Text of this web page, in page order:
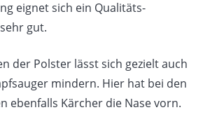
eignet sich ein Qualitäts-
gut.
der Polster lässt sich gezielt auch
mindern. Hier hat bei den
ebenfalls Kärcher die Nase vorn.